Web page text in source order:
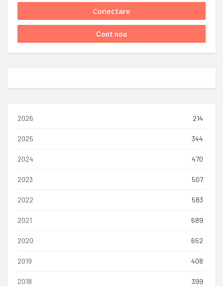
2026 214
2025 344
2024 470
2023 507
2022 583
2021 689
2020 652
2019 408
2018 399